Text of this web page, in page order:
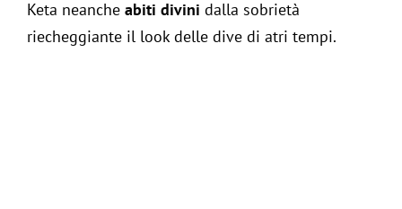
Keta neanche abiti divini dalla sobrietà
riecheggiante il look delle dive di atri tempi.